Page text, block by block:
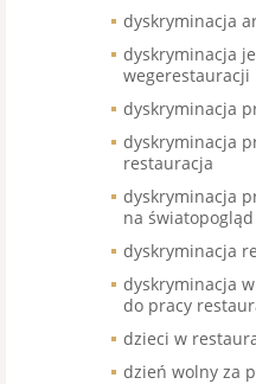
dyskryminacja
dyskryminacja
wegerestauracji
dyskryminacja
dyskryminacja
restauracja
dyskryminacja
na światopogląd
dyskryminacja
dyskryminacja
do pracy
dzieci w
dzień wolny za